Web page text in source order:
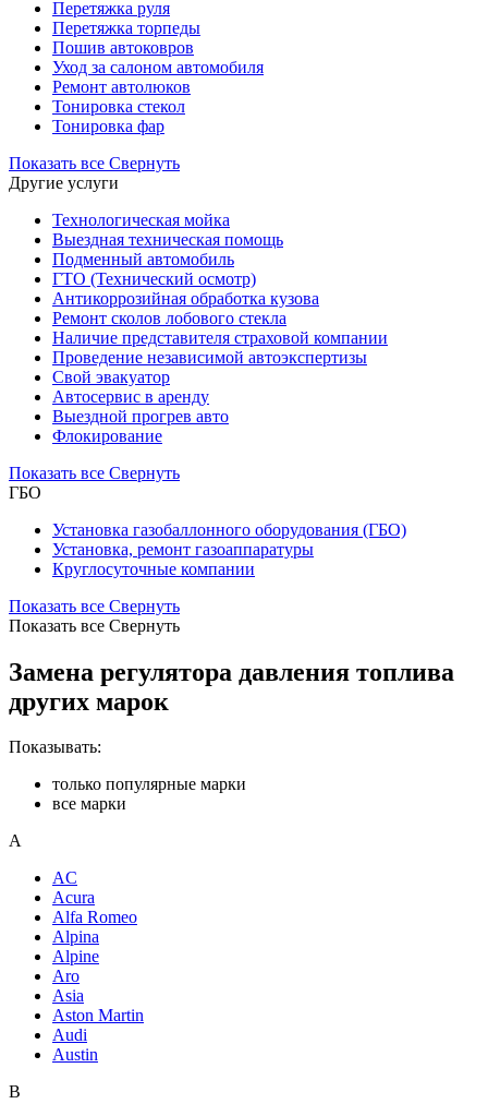
Перетяжка руля
Перетяжка торпеды
Пошив автоковров
Уход за салоном автомобиля
Ремонт автолюков
Тонировка стекол
Тонировка фар
Показать все Свернуть
Другие услуги
Технологическая мойка
Выездная техническая помощь
Подменный автомобиль
ГТО (Технический осмотр)
Антикоррозийная обработка кузова
Ремонт сколов лобового стекла
Наличие представителя страховой компании
Проведение независимой автоэкспертизы
Свой эвакуатор
Автосервис в аренду
Выездной прогрев авто
Флокирование
Показать все Свернуть
ГБО
Установка газобаллонного оборудования (ГБО)
Установка, ремонт газоаппаратуры
Круглосуточные компании
Показать все Свернуть
Показать все Свернуть
Замена регулятора давления топлива
других марок
Показывать:
только популярные марки
все марки
A
AC
Acura
Alfa Romeo
Alpina
Alpine
Aro
Asia
Aston Martin
Audi
Austin
B